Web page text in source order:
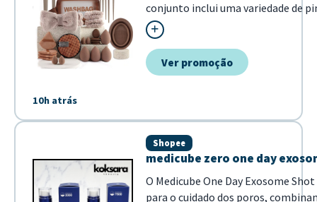
10h atrás
conjunto inclui uma variedade de
Inclui pincéis...
Ver promoção
medicube zero one day
Shopee
O Medicube One Day Exosome
para o cuidado dos poros,